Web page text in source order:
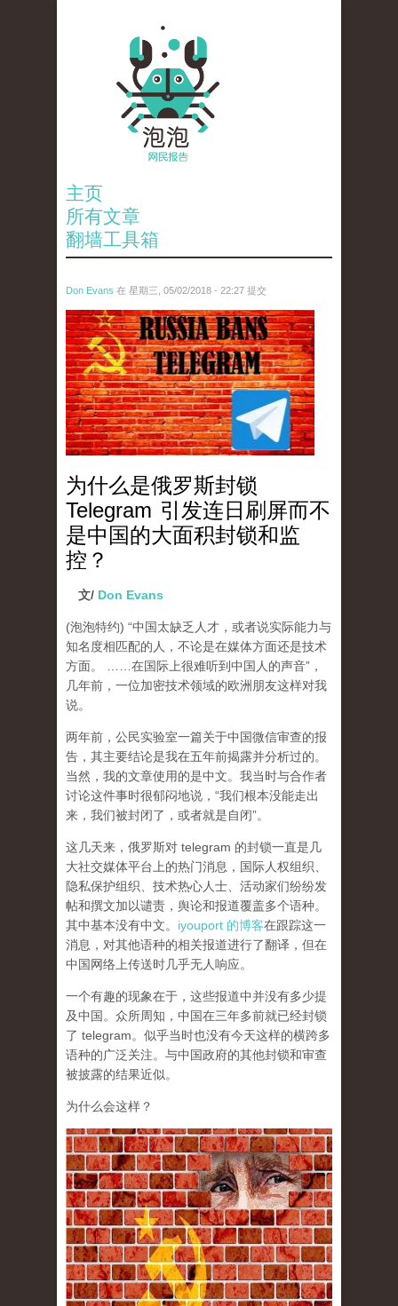
主页
所有文章
翻墙工具箱
Don Evans 在 星期三, 05/02/2018 - 22:27 提交
tou_.jpeg
为什么是俄罗斯封锁
Telegram 引发连日刷屏而不
是中国的大面积封锁和监
控？
文/ Don Evans
(泡泡特约) “中国太缺乏人才，或者说实际能力与
知名度相匹配的人，不论是在媒体方面还是技术
方面。 ……在国际上很难听到中国人的声音”，
几年前，一位加密技术领域的欧洲朋友这样对我
说。
两年前，公民实验室一篇关于中国微信审查的报
告，其主要结论是我在五年前揭露并分析过的。
当然，我的文章使用的是中文。我当时与合作者
讨论这件事时很郁闷地说，“我们根本没能走出
来，我们被封闭了，或者就是自闭”。
这几天来，俄罗斯对 telegram 的封锁一直是几
大社交媒体平台上的热门消息，国际人权组织、
隐私保护组织、技术热心人士、活动家们纷纷发
帖和撰文加以谴责，舆论和报道覆盖多个语种。
其中基本没有中文。 iyouport 的博客在跟踪这一
消息，对其他语种的相关报道进行了翻译，但在
中国网络上传送时几乎无人响应。
一个有趣的现象在于，这些报道中并没有多少提
及中国。众所周知，中国在三年多前就已经封锁
了 telegram。似乎当时也没有今天这样的横跨多
语种的广泛关注。与中国政府的其他封锁和审查
被披露的结果近似。
为什么会这样？